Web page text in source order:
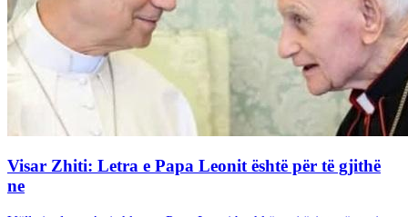
Visar Zhiti: Letra e Papa Leonit është për të gjithë
ne